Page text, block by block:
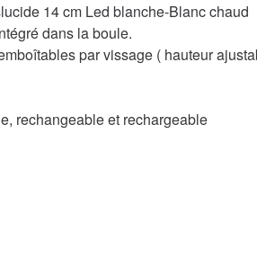
14 cm Led blanche-Blanc chaud
dans la boule.
par vissage ( hauteur
rechangeable et rechargeable